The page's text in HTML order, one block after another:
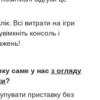
Всі витрати на ігри
консоль і
саме у нас з огляду
?
приставку без